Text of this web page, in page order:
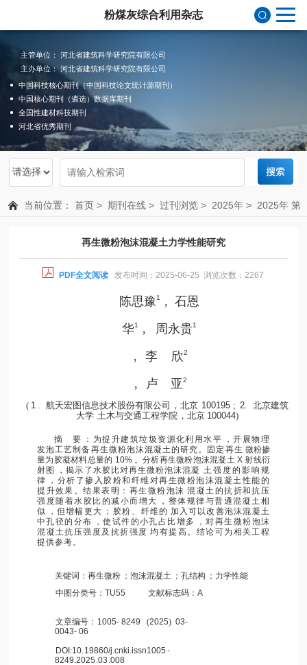
粉煤灰综合利用杂志
主管单位： 河北省建筑科学研究院有限公司
主办单位： 河北省建筑科学研究院有限公司
中国科技核心期刊（中国科技论文统计源期刊）
中国核心期刊（遴选）数据库期刊
全国性建材科技期刊
河北省优秀期刊
当前位置： 首页 > 期刊在线 > 过刊浏览 > 2025年 > 2025年 第
再生微粉泡沫混凝土力学性能研究
PDF全文阅读 发布时间：2025-06-25 浏览次数：2267
陈思豫1 , 石恩
华1 , 周永贵1
, 李 欣2
, 卢 亚2
( 1 .航天宏图信息技术股份有限公司 ，北京 100195 ;2.北京建筑
大学 土木与交通工程学院 ，北京 100044)
摘 要 ：为提升建筑垃圾资源化利用水平
，开展物理
发泡工艺制备再生微粉泡沫混凝土的研究。固定再生 微粉掺
量为胶凝材料总量的 10% 。分析再生微粉泡沫混凝土 X射线衍
射图
，揭示了水胶比对再生微粉泡沫混凝 土强度的影响规
律
，分析了掺入胶粉和纤维对再生微粉泡沫混凝土性能的
提升效果 。结果表明：再生微粉泡沫 混凝土的抗折和抗压
强度随着水胶比的减小而增大
，整体规律与普通混凝土相
似
，但增幅更大 ；胶粉 、 纤维的 加入可以改善泡沫混凝土
中孔径的分布
，使试件的小孔占比增多
，对再生微粉泡沫
混凝土抗压强度及抗折强度 均有提高。结论可为相关工程
提供参考。
关键词：再生微粉 ；泡沫混凝土 ；孔结构 ；力学性能
中图分类号：TU55文献标志码：A
文章编号： 1005- 8249 (2025)03-
0043- 06
DOI :10.19860/j.cnki.issn1005 -
8249.2025 .03 .008